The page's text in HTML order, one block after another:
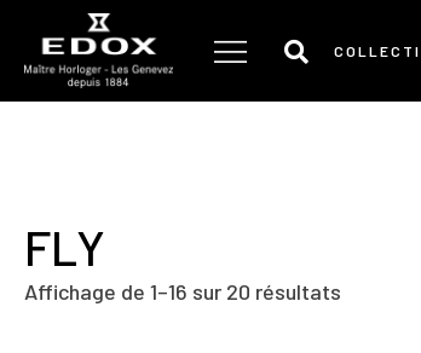
contenu
FLY
Affichage de 1–16 sur 20 résultats